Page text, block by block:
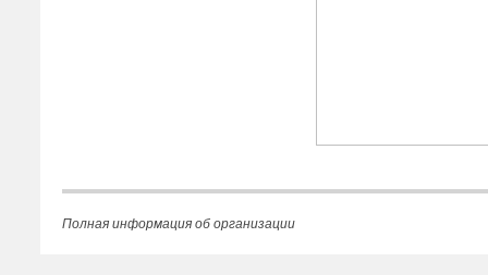
Полная информация об организации